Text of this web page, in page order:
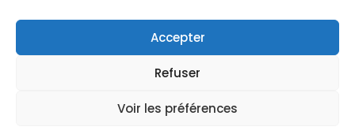
Accepter
Refuser
Voir les préférences
Contact